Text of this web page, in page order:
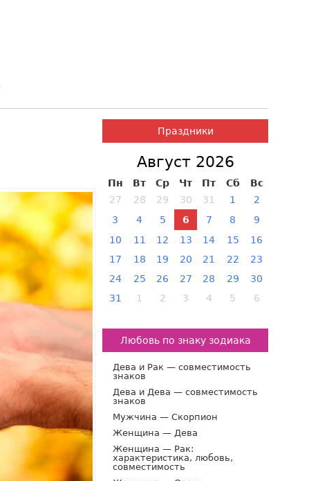
Праздники
Август 2026
Пн Вт Ср Чт Пт Сб
Вс
27
28 29 30 31 1
2
3
4 5 6 7 8
9
10
11 12 13 14 15
16
17
18 19 20 21 22
23
24
25 26 27 28 29
30
31
1 2 3 4 5 6
Любовь по знаку зодиака
Дева и Рак — совместимость
знаков
Дева и Дева — совместимость
знаков
Мужчина — Скорпион
Женщина — Дева
Женщина — Рак:
характеристика, любовь,
совместимость